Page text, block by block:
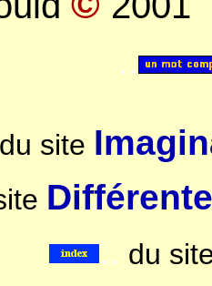
..
du site
.. du